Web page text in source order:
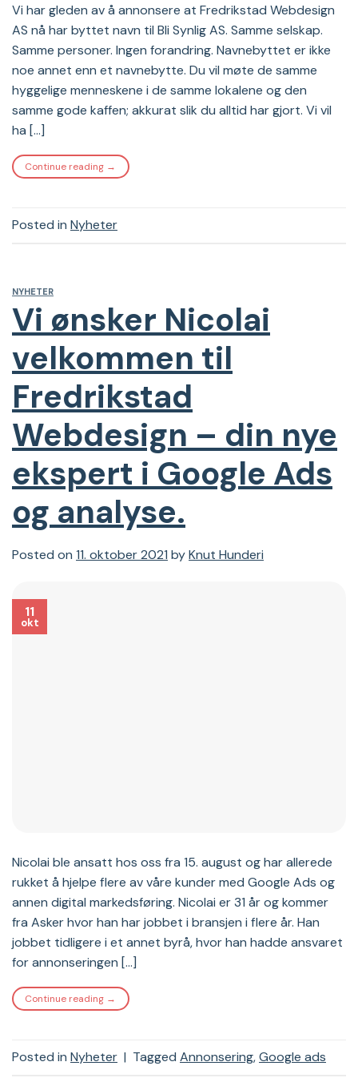
Vi har gleden av å annonsere at Fredrikstad Webdesign
AS nå har byttet navn til Bli Synlig AS. Samme selskap.
Samme personer. Ingen forandring. Navnebyttet er ikke
noe annet enn et navnebytte. Du vil møte de samme
hyggelige menneskene i de samme lokalene og den
samme gode kaffen; akkurat slik du alltid har gjort. Vi vil
ha […]
Continue reading →
Posted in Nyheter
NYHETER
Vi ønsker Nicolai
velkommen til
Fredrikstad
Webdesign – din nye
ekspert i Google Ads
og analyse.
Posted on 11. oktober 2021 byKnut Hunderi
11
okt
Nicolai ble ansatt hos oss fra 15. august og har allerede
rukket å hjelpe flere av våre kunder med Google Ads og
annen digital markedsføring. Nicolai er 31 år og kommer
fra Asker hvor han har jobbet i bransjen i flere år. Han
jobbet tidligere i et annet byrå, hvor han hadde ansvaret
for annonseringen […]
Continue reading →
Posted in Nyheter | Tagged Annonsering,Google ads